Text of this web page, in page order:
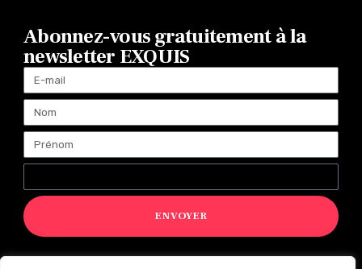
Abonnez-vous gratuitement à la
newsletter EXQUIS
ENVOYER